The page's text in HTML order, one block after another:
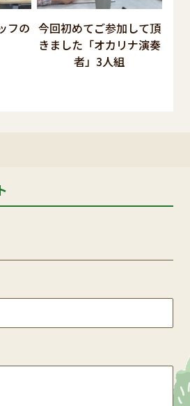
フの 今回初めてご参加して頂
きました「オカリナ演奏
者」3人組